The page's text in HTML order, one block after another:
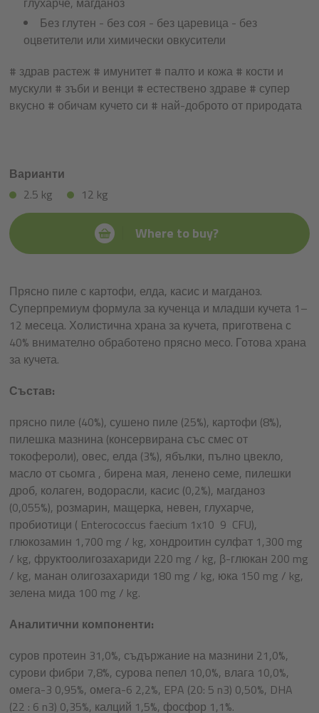
Без глутен - без соя - без царевица - без
оцветители или химически овкусители
# здрав растеж # имунитет # палто и кожа # кости и
мускули # зъби и венци # естествено здраве # супер
вкусно # обичам кучето си # най-доброто от природата
Варианти
2.5 kg
12 kg
Where to buy?
Прясно пиле с картофи, елда, касис и магданоз.
Суперпремиум формула за кученца и младши кучета 1–
12 месеца. Холистична храна за кучета, приготвена с
40% внимателно обработено прясно месо. Готова храна
за кучета.
Състав:
прясно пиле (40%), сушено пиле (25%), картофи (8%),
пилешка мазнина (консервирана със смес от
токофероли), овес, елда (3%), ябълки, пълно цвекло,
масло от сьомга , бирена мая, ленено семе, пилешки
дроб, колаген, водорасли, касис (0,2%), магданоз
(0,055%), розмарин, мащерка, невен, глухарче,
пробиотици ( Enterococcus faecium 1x10 9 CFU),
глюкозамин 1,700 mg / kg, хондроитин сулфат 1,300 mg
/ kg, фруктоолигозахариди 220 mg / kg, β-глюкан 200 mg
/ kg, манан олигозахариди 180 mg / kg, юка 150 mg / kg,
зелена мида 100 mg / kg.
Аналитични компоненти:
суров протеин 31,0%, съдържание на мазнини 21,0%,
сурови фибри 7,8%, сурова пепел 10,0%, влага 10,0%,
омега-3 0,95%, омега-6 2,2%, EPA (20: 5 n3) 0,50%, DHA
(22 : 6 n3) 0,35%, калций 1,5%, фосфор 1,1%.